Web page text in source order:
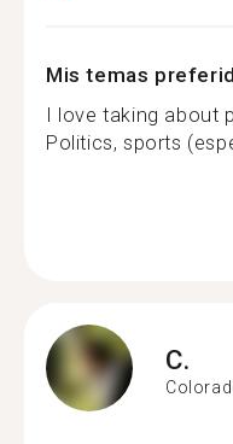
Mis temas
I love taking about
Politics, sports
C.